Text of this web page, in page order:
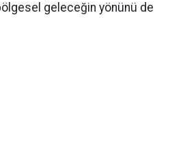
geleceğin yönünü de